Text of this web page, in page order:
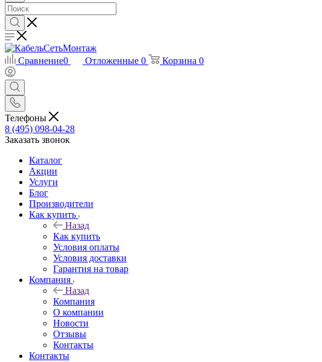
Сравнение0 Отложенные 0 Корзина 0
Телефоны
8 (495) 098-04-28
Заказать звонок
Каталог
Акции
Услуги
Блог
Производители
Как купить
Назад
Как купить
Условия оплаты
Условия доставки
Гарантия на товар
Компания
Назад
Компания
О компании
Новости
Отзывы
Контакты
Контакты